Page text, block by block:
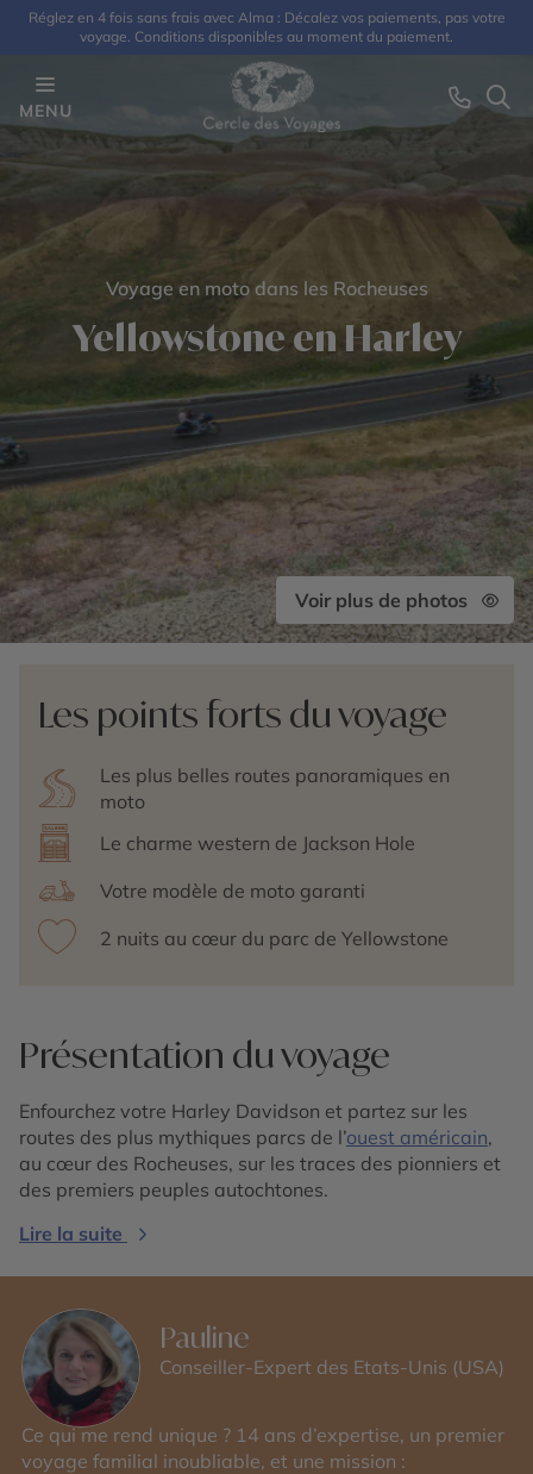
Réglez en 4 fois sans frais avec Alma : Décalez vos paiements, pas votre
voyage. Conditions disponibles au moment du paiement.
MENU
Voyage en moto dans les Rocheuses
Yellowstone en Harley
Voir plus de photos
Les points forts du voyage
Les plus belles routes panoramiques en
moto
Le charme western de Jackson Hole
Votre modèle de moto garanti
2 nuits au cœur du parc de Yellowstone
Présentation du voyage
Enfourchez votre Harley Davidson et partez sur les
routes des plus mythiques parcs de l’ouest américain,
au cœur des Rocheuses, sur les traces des pionniers et
des premiers peuples autochtones.
Lire la suite
Pauline
Conseiller-Expert des Etats-Unis (USA)
Ce qui me rend unique ? 14 ans d’expertise, un premier
voyage familial inoubliable, et une mission :